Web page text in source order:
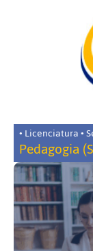
• Licenciatura •
Pedagogia